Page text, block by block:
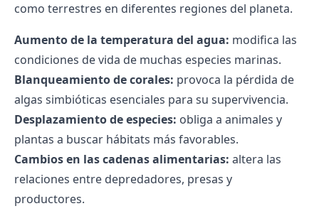
como terrestres en diferentes regiones del planeta.
Aumento de la temperatura del agua: modifica las
condiciones de vida de muchas especies marinas.
Blanqueamiento de corales: provoca la pérdida de
algas simbióticas esenciales para su supervivencia.
Desplazamiento de especies: obliga a animales y
plantas a buscar hábitats más favorables.
Cambios en las cadenas alimentarias: altera las
relaciones entre depredadores, presas y
productores.